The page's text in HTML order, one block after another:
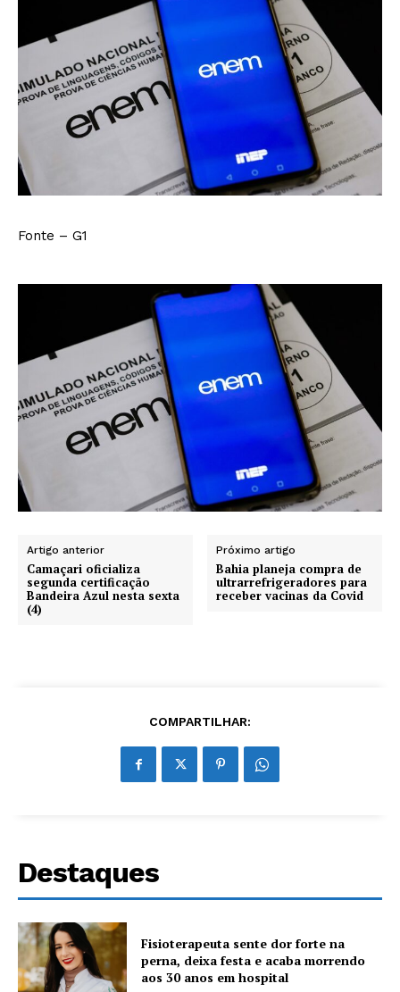
Fonte – G1
Artigo anterior
Camaçari oficializa
segunda certificação
Bandeira Azul nesta sexta
(4)
Próximo artigo
Bahia planeja compra de
ultrarrefrigeradores para
receber vacinas da Covid
COMPARTILHAR:
Destaques
Fisioterapeuta sente dor forte na
perna, deixa festa e acaba morrendo
aos 30 anos em hospital